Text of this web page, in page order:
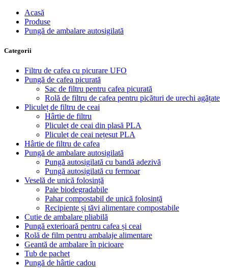
Acasă
Produse
Pungă de ambalare autosigilată
Categorii
Filtru de cafea cu picurare UFO
Pungă de cafea picurată
Sac de filtru pentru cafea picurată
Rolă de filtru de cafea pentru picături de urechi agățate
Pliculeț de filtru de ceai
Hârtie de filtru
Pliculeț de ceai din plasă PLA
Pliculeț de ceai nețesut PLA
Hârtie de filtru de cafea
Pungă de ambalare autosigilată
Pungă autosigilată cu bandă adezivă
Pungă autosigilată cu fermoar
Veselă de unică folosință
Paie biodegradabile
Pahar compostabil de unică folosință
Recipiente și tăvi alimentare compostabile
Cutie de ambalare pliabilă
Pungă exterioară pentru cafea și ceai
Rolă de film pentru ambalaje alimentare
Geantă de ambalare în picioare
Tub de pachet
Pungă de hârtie cadou